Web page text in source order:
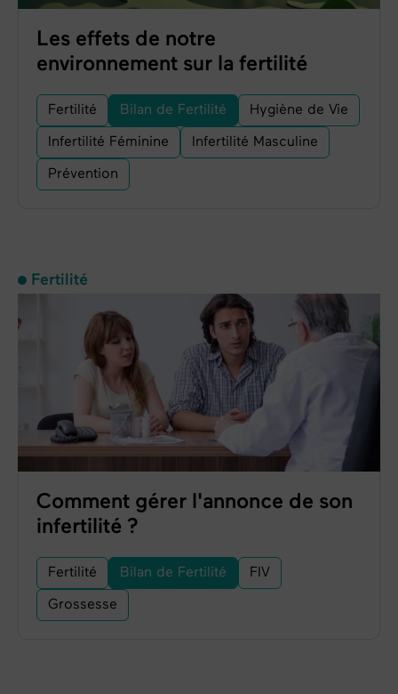
Les effets de notre
environnement sur la fertilité
Fertilité Bilan de Fertilité Hygiène de Vie
Infertilité Féminine Infertilité Masculine
Prévention
Fertilité
Comment gérer l'annonce de son
infertilité ?
Fertilité Bilan de Fertilité FIV
Grossesse